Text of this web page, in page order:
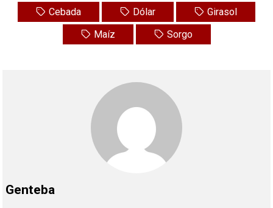
Cebada
Dólar
Girasol
Maíz
Sorgo
Genteba